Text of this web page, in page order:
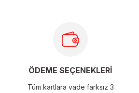
ÖDEME SEÇENEKLERİ
Tüm kartlara vade farksız 3